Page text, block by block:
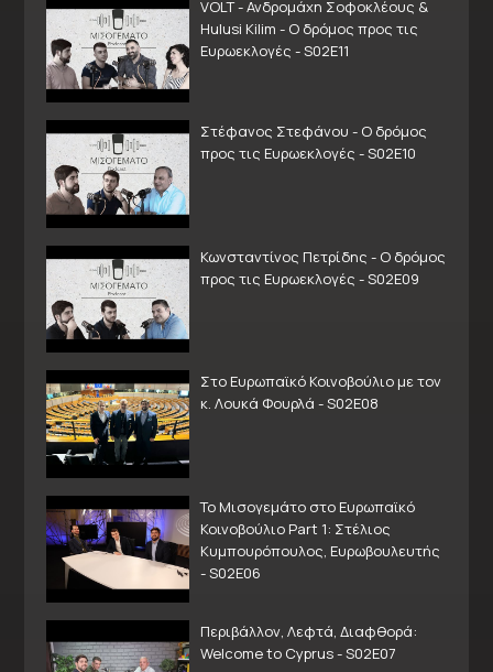
VOLT - Ανδρομάχη Σοφοκλέους &
Hulusi Kilim - Ο δρόμος προς τις
Ευρωεκλογές - S02E11
Στέφανος Στεφάνου - Ο δρόμος
προς τις Ευρωεκλογές - S02E10
Κωνσταντίνος Πετρίδης - Ο δρόμος
προς τις Ευρωεκλογές - S02E09
Στο Ευρωπαϊκό Κοινοβούλιο με τον
κ. Λουκά Φουρλά - S02E08
Το Μισογεμάτο στο Ευρωπαϊκό
Κοινοβούλιο Part 1: Στέλιος
Κυμπουρόπουλος, Ευρωβουλευτής
- S02E06
Περιβάλλον, Λεφτά, Διαφθορά:
Welcome to Cyprus - S02E07